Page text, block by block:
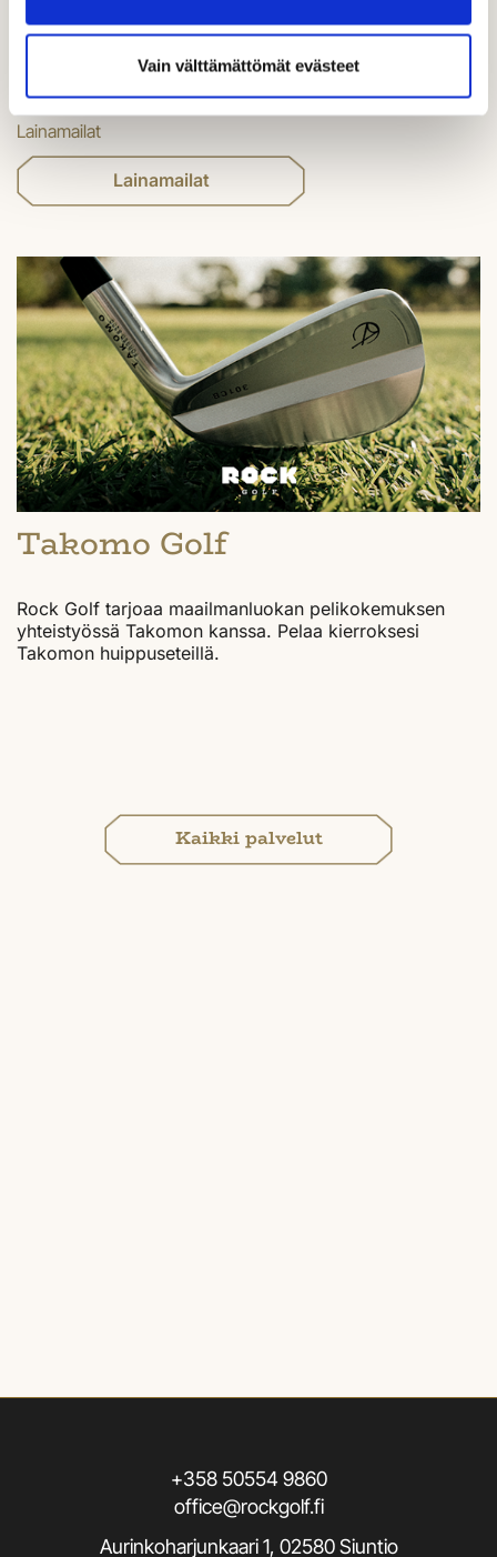
Vain välttämättömät evästeet
Lainamailat
Takomo Golf
Rock Golf tarjoaa maailmanluokan pelikokemuksen
yhteistyössä Takomon kanssa. Pelaa kierroksesi
Takomon huippuseteillä.
Lainamailat
Kaikki palvelut
+358 50554 9860
office@rockgolf.fi
Aurinkoharjunkaari 1, 02580 Siuntio